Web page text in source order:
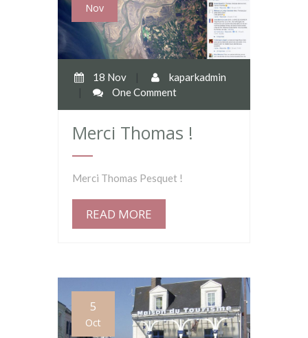
Nov
18 Nov
kaparkadmin
One Comment
Merci Thomas !
Merci Thomas Pesquet !
READ MORE
5
Oct